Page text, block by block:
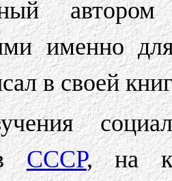
именно
в своей
вСССР, на